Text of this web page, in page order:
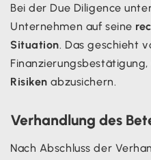
Bei der Due Diligence
Unternehmen auf seine
Situation. Das geschieht
Risiken abzusichern.
Verhandlung des
Nach Abschluss der